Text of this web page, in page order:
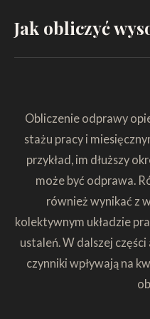
Jak obliczyć
Obliczenie odprawy
stażu pracy i
przykład, im dłuższy
może być odprawa.
również wynikać z
kolektywnym układzie
ustaleń. W dalszej
czynniki wpływają na